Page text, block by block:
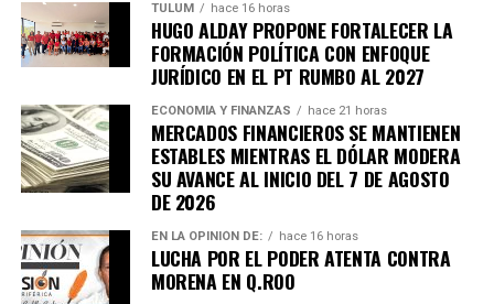
TULUM hace 16 horas
HUGO ALDAY PROPONE FORTALECER LA
FORMACIÓN POLÍTICA CON ENFOQUE
JURÍDICO EN EL PT RUMBO AL 2027
ECONOMÍA Y FINANZAS hace 21 horas
MERCADOS FINANCIEROS SE MANTIENEN
ESTABLES MIENTRAS EL DÓLAR MODERA
SU AVANCE AL INICIO DEL 7 DE AGOSTO
DE 2026
EN LA OPINIÓN DE: hace 16 horas
LUCHA POR EL PODER ATENTA CONTRA
MORENA EN Q.ROO